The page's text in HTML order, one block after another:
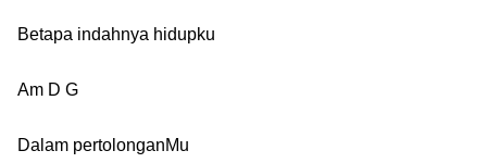
Betapa indahnya hidupku
Am D G
Dalam pertolonganMu